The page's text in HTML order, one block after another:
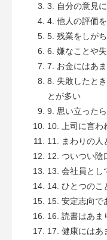
3. 自分の意見
4. 他人の評価
5. 残業をしが
6. 嫌なことや
7. お金にはあ
8. 失敗したと
とが多い
9. 思い立った
10. 上司に言わ
11. まわりの人
12. ついつい陰
13. 会社員とし
14. ひとつのこ
15. 安定志向で
16. 読書はあま
17. 健康にはあ